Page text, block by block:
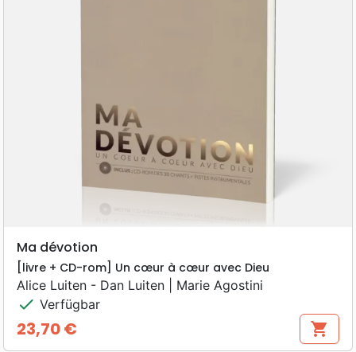
Ma dévotion
[livre + CD-rom] Un cœur à cœur avec Dieu
Alice Luiten - Dan Luiten | Marie Agostini
check Verfügbar
Preis
23,70 € shopping_cart